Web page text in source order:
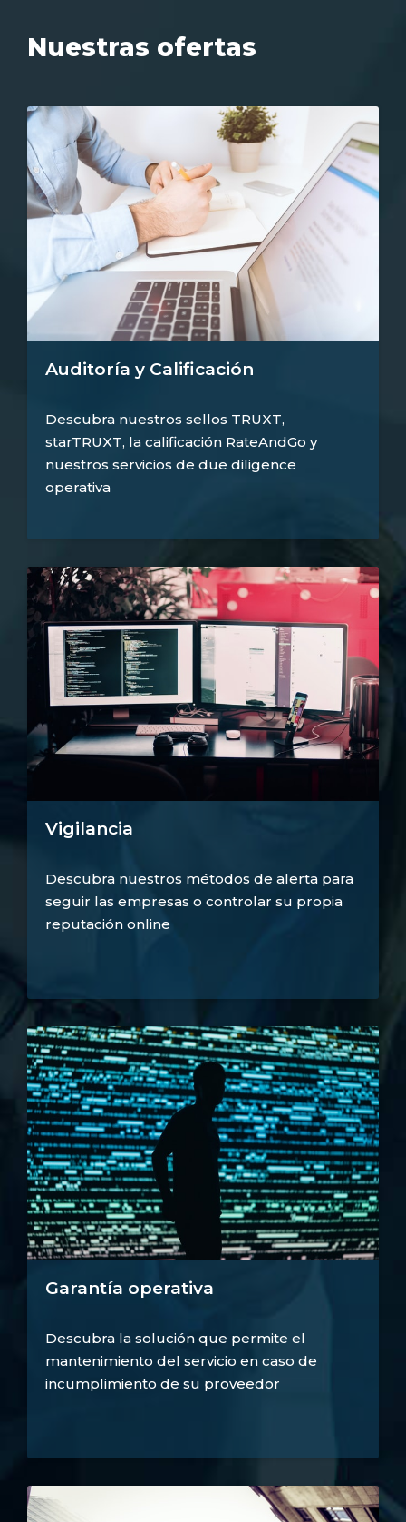
Nuestras ofertas
Auditoría y Calificación
Descubra nuestros sellos TRUXT,
starTRUXT, la calificación RateAndGo y
nuestros servicios de due diligence
operativa
Vigilancia
Descubra nuestros métodos de alerta para
seguir las empresas o controlar su propia
reputación online
Garantía operativa
Descubra la solución que permite el
mantenimiento del servicio en caso de
incumplimiento de su proveedor